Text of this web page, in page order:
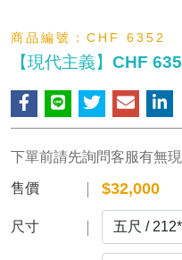
商品編號： CHF 6352
【現代主義】CHF
下單前請先詢問客服有無
售價 $32,000
尺寸